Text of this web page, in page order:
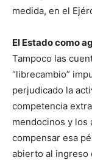
medida, en el
El Estado como
Tampoco las
“librecambio”
perjudicado la
competencia
mendocinos y los
compensar esa
abierto al ingreso